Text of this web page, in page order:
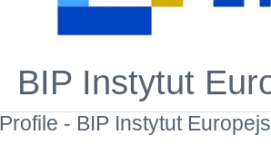
BIP Instytut
Profile - BIP Instytut